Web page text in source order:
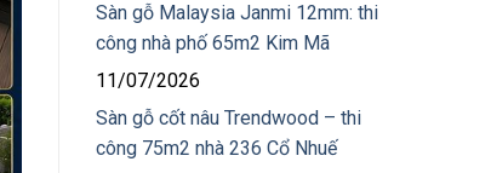
Sàn gỗ Malaysia Janmi 12mm: thi
công nhà phố 65m2 Kim Mã
11/07/2026
Sàn gỗ cốt nâu Trendwood – thi
công 75m2 nhà 236 Cổ Nhuế